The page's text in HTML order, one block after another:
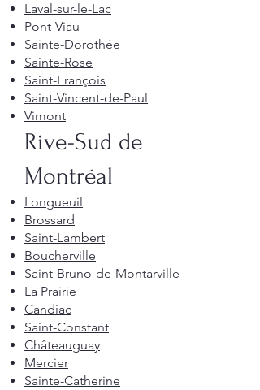
Laval-sur-le-Lac
Pont-Viau
Sainte-Dorothée
Sainte-Rose
Saint-François
Saint-Vincent-de-Paul
Vimont
Rive-Sud de
Montréal
Longueuil
Brossard
Saint-Lambert
Boucherville
Saint-Bruno-de-Montarville
La Prairie
Candiac
Saint-Constant
Châteauguay
Mercier
Sainte-Catherine